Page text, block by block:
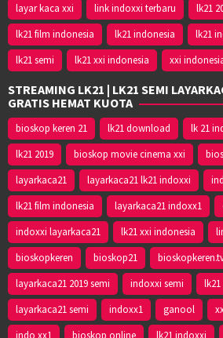
layar kaca xxi
link indoxxi terbaru lk21
lk21 film indonesia
lk21 indonesia lk21
lk21 semi
lk21 xxi indonesia xxi
STREAMING LK21 | LK21 SEMI
GRATIS HEMAT KUOTA
bioskop keren 21 lk21 download lk 21
lk21 2019
bioskop movie cinema xxi
layarkaca21
layarkaca21 lk21 indoxxi
lk21 film indonesia
layarkaca21 indoxx1
indoxxi layarkaca21
lk21 xxi indonesia
bioskopkeren
bioskop21
layarkaca21 2019 semi
indoxxi semi
lk21
layarkaca21 semi
indoxx1 ganool
indo xx1
bioskop online lk21 indoxxi